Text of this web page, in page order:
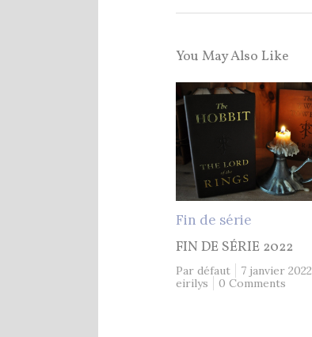
You May Also Like
Fin de série
FIN DE SÉRIE 2022
Par défaut 7 janvier 2022
eirilys
0 Comments